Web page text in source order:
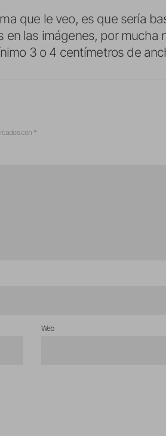
que le veo, es que sería
las imágenes, por mucha
3 o 4 centímetros de
con *
Web